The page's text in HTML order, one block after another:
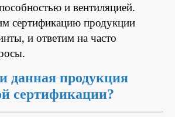
и вентиляцией.
сертификацию продукции
и ответим на часто
данная продукция
сертификации?